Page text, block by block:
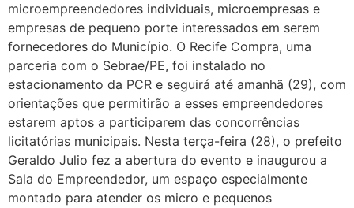
microempreendedores individuais, microempresas e
empresas de pequeno porte interessados em serem
fornecedores do Município. O Recife Compra, uma
parceria com o Sebrae/PE, foi instalado no
estacionamento da PCR e seguirá até amanhã (29), com
orientações que permitirão a esses empreendedores
estarem aptos a participarem das concorrências
licitatórias municipais. Nesta terça-feira (28), o prefeito
Geraldo Julio fez a abertura do evento e inaugurou a
Sala do Empreendedor, um espaço especialmente
montado para atender os micro e pequenos